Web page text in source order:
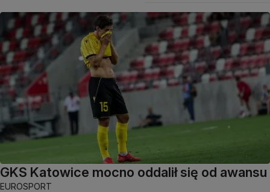
GKS Katowice mocno oddalił się od awansu
EUROSPORT